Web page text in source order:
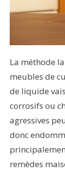
La méthode
meubles de
de liquide
corrosifs ou
agressives
donc
remèdes